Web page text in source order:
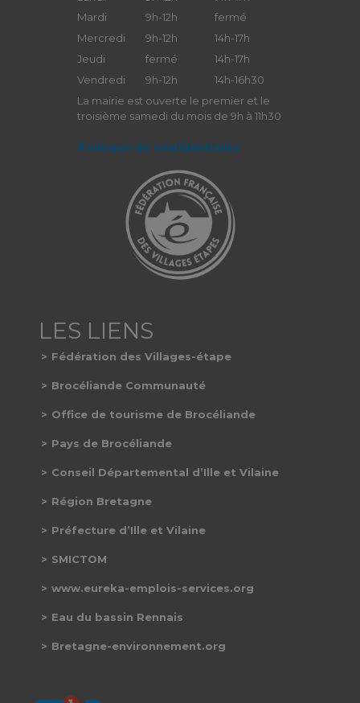
Mardi
9h-12h
fermé
Mercredi
9h-12h
14h-17h
Jeudi
fermé
14h-17h
Vendredi
9h-12h
14h-16h30
La mairie est ouverte le premier et le
troisième samedi du mois de 9h à 11h30
Politique de confidentialité
Fédération des Villages-étape
Brocéliande Communauté
Office de tourisme de Brocéliande
Pays de Brocéliande
Conseil Départemental d’Ille et Vilaine
Région Bretagne
Préfecture d’Ille et Vilaine
SMICTOM
www.eureka-emplois-services.org
Eau du bassin Rennais
Bretagne-environnement.org